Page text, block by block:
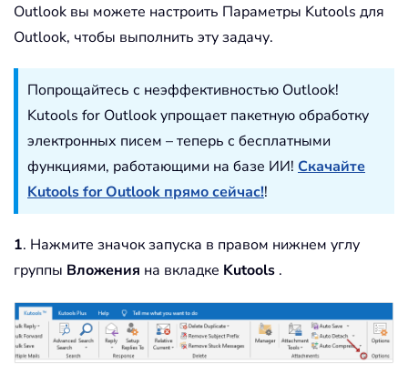
Outlook вы можете настроить Параметры Kutools для
Outlook, чтобы выполнить эту задачу.
Попрощайтесь с неэффективностью Outlook!
Kutools for Outlook упрощает пакетную обработку
электронных писем – теперь с бесплатными
функциями, работающими на базе ИИ! Скачайте
Kutools for Outlook прямо сейчас!!
1. Нажмите значок запуска в правом нижнем углу
группы Вложения на вкладке Kutools .